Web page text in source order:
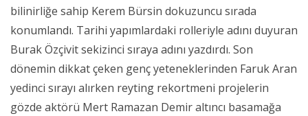
bilinirliğe sahip Kerem Bürsin dokuzuncu sırada
konumlandı. Tarihi yapımlardaki rolleriyle adını duyuran
Burak Özçivit sekizinci sıraya adını yazdırdı. Son
dönemin dikkat çeken genç yeteneklerinden Faruk Aran
yedinci sırayı alırken reyting rekortmeni projelerin
gözde aktörü Mert Ramazan Demir altıncı basamağa